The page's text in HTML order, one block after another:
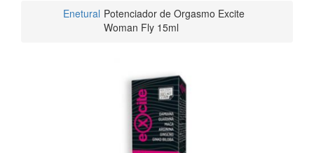
Enetural Potenciador de Orgasmo Excite
Woman Fly 15ml